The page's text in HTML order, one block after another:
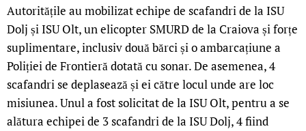
Autoritățile au mobilizat echipe de scafandri de la ISU
Dolj și ISU Olt, un elicopter SMURD de la Craiova și forțe
suplimentare, inclusiv două bărci și o ambarcațiune a
Poliției de Frontieră dotată cu sonar. De asemenea, 4
scafandri se deplasează și ei către locul unde are loc
misiunea. Unul a fost solicitat de la ISU Olt, pentru a se
alătura echipei de 3 scafandri de la ISU Dolj, 4 fiind